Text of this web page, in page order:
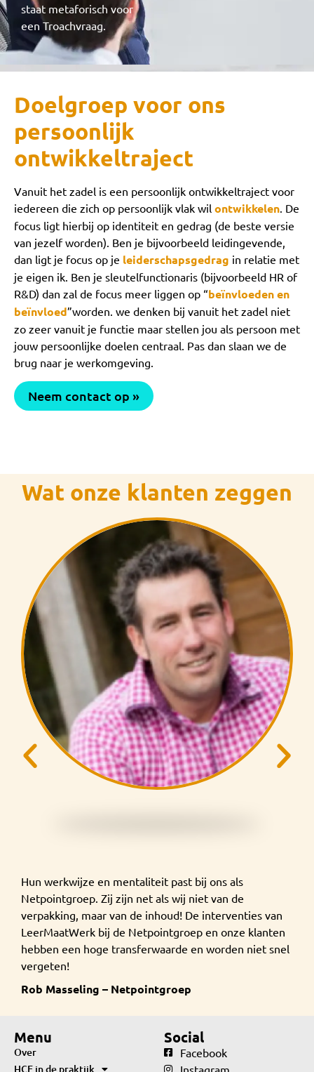
staat metaforisch voor
een Troachvraag.
Doelgroep voor ons
persoonlijk
ontwikkeltraject
Vanuit het zadel is een persoonlijk ontwikkeltraject voor
iedereen die zich op persoonlijk vlak wil ontwikkelen. De
focus ligt hierbij op identiteit en gedrag (de beste versie
van jezelf worden). Ben je bijvoorbeeld leidingevende,
dan ligt je focus op je leiderschapsgedrag in relatie met
je eigen ik. Ben je sleutelfunctionaris (bijvoorbeeld HR of
R&D) dan zal de focus meer liggen op “beïnvloeden en
beïnvloed”worden. we denken bij vanuit het zadel niet
zo zeer vanuit je functie maar stellen jou als persoon met
jouw persoonlijke doelen centraal. Pas dan slaan we de
brug naar je werkomgeving.
Neem contact op »
Wat onze klanten zeggen
Hun werkwijze en mentaliteit past bij ons als
Netpointgroep. Zij zijn net als wij niet van de
verpakking, maar van de inhoud! De interventies van
LeerMaatWerk bij de Netpointgroep en onze klanten
hebben een hoge transferwaarde en worden niet snel
vergeten!
Rob Masseling – Netpointgroep
Menu
Over
HCE in de praktijk
Social
Facebook